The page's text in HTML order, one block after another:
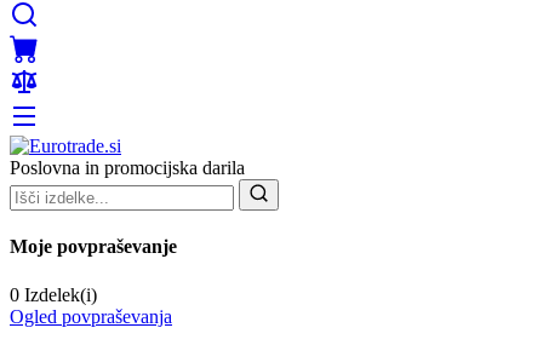
Poslovna in promocijska darila
Moje povpraševanje
0 Izdelek(i)
Ogled povpraševanja